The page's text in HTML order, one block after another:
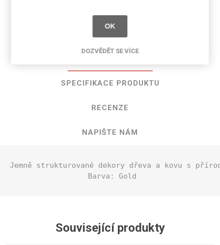
SPECIFIKACE PRODUKTU
RECENZE
NAPIŠTE NÁM
Jemně strukturované dekory dřeva a kovu s
Barva: Gold
Související produkty
OK
DOZVĚDĚT SE VÍCE